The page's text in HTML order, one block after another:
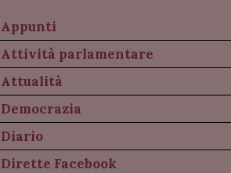
Appunti
Attività parlamentare
Attualità
Democrazia
Diario
Dirette Facebook